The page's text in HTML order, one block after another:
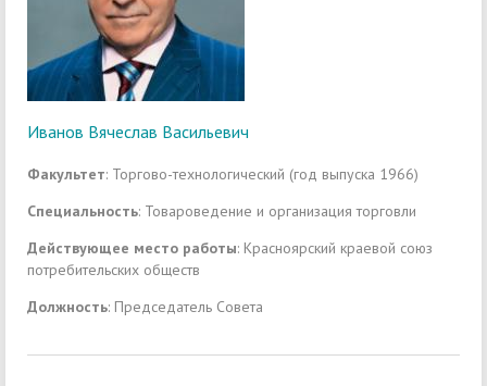
Иванов Вячеслав Васильевич
Факультет: Торгово-технологический (год выпуска 1966)
Специальность: Товароведение и организация торговли
Действующее место работы: Красноярский краевой союз
потребительских обществ
Должность: Председатель Совета